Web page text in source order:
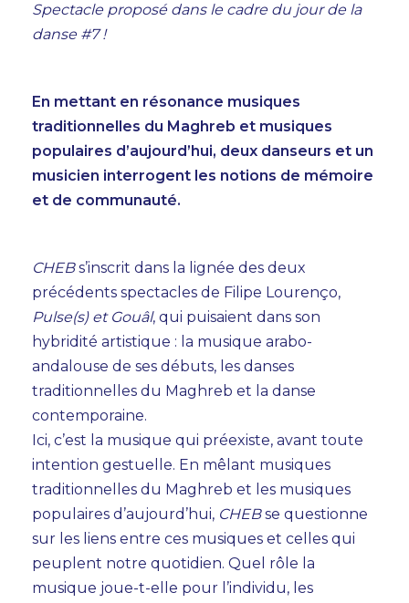
AGENDA
TEMPS FORTS
INFOS PRATIQUES
BILLETTERIE
Spectacle proposé dans le cadre du jour de la
danse #7 !
En mettant en résonance musiques
traditionnelles du Maghreb et musiques
populaires d’aujourd’hui, deux danseurs et un
musicien interrogent les notions de mémoire
et de communauté.
CHEBs’inscrit dans la lignée des deux
précédents spectacles de Filipe Lourenço,
Pulse(s) et Gouâl, qui puisaient dans son
hybridité artistique : la musique arabo-
andalouse de ses débuts, les danses
traditionnelles du Maghreb et la danse
contemporaine.
Ici, c’est la musique qui préexiste, avant toute
intention gestuelle. En mêlant musiques
traditionnelles du Maghreb et les musiques
populaires d’aujourd’hui, CHEBse questionne
sur les liens entre ces musiques et celles qui
peuplent notre quotidien. Quel rôle la
musique joue-t-elle pour l’individu, les